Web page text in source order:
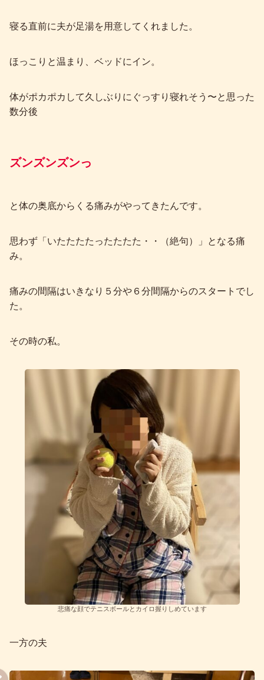
寝る直前に夫が足湯を用意してくれました。
ほっこりと温まり、ベッドにイン。
体がポカポカして久しぶりにぐっすり寝れそう〜と思った
数分後
ズンズンズンっ
と体の奥底からくる痛みがやってきたんです。
思わず「いたたたたったたたた・・（絶句）」となる痛
み。
痛みの間隔はいきなり５分や６分間隔からのスタートでし
た。
その時の私。
悲痛な顔でテニスボールとカイロ握りしめています
一方の夫